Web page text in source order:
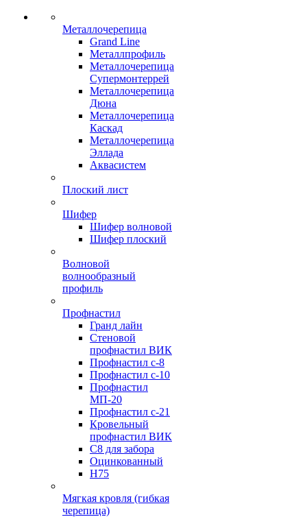
Металлочерепица
Grand Line
Металлпрофиль
Металлочерепица
Супермонтеррей
Металлочерепица
Дюна
Металлочерепица
Каскад
Металлочерепица
Эллада
Аквасистем
Плоский лист
Шифер
Шифер волновой
Шифер плоский
Волновой
волнообразный
профиль
Профнастил
Гранд лайн
Стеновой
профнастил ВИК
Профнастил с-8
Профнастил с-10
Профнастил
МП-20
Профнастил с-21
Кровельный
профнастил ВИК
С8 для забора
Оцинкованный
Н75
Мягкая кровля (гибкая
черепица)